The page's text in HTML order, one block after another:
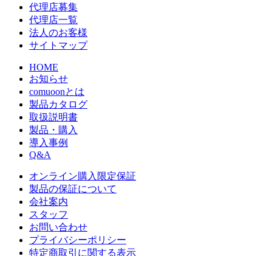
代理店募集
代理店一覧
法人のお客様
サイトマップ
HOME
お知らせ
comuoonとは
製品カタログ
取扱説明書
製品・購入
導入事例
Q&A
オンライン購入限定保証
製品の保証について
会社案内
スタッフ
お問い合わせ
プライバシーポリシー
特定商取引に関する表示